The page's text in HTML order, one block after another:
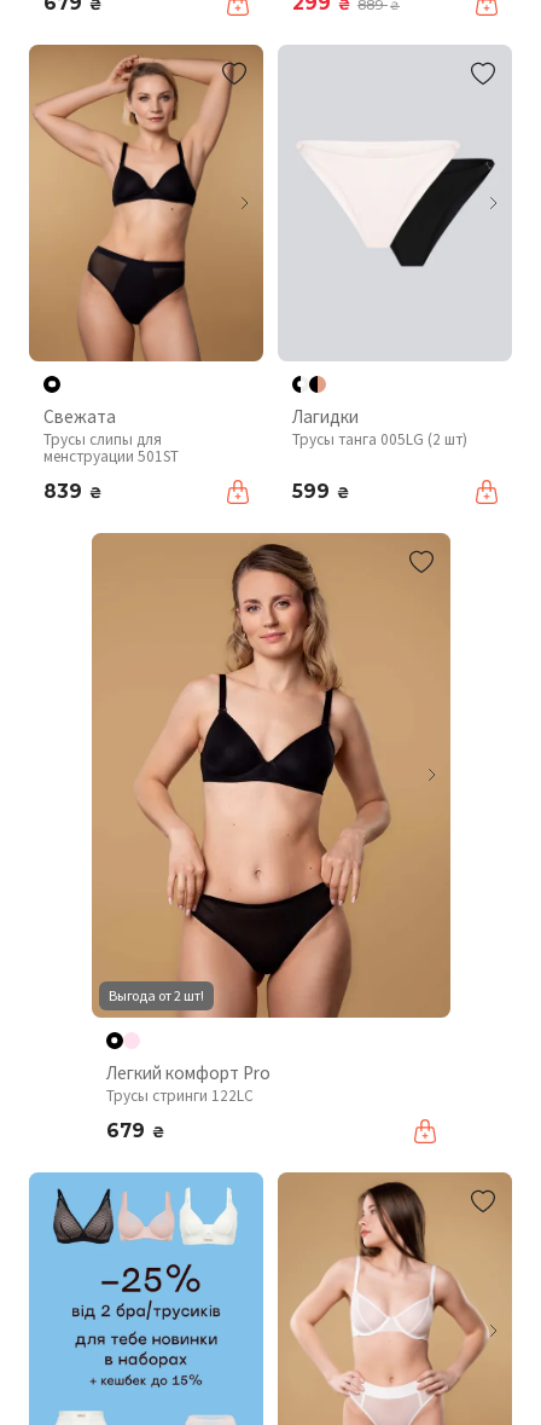
₴ ₴ 889₴
Свежата
Трусы слипы для
менструации 501ST
839 ₴
Лагидки
Трусы танга 005LG (2 шт)
599 ₴
Выгода от 2 шт!
Легкий комфорт Pro
Трусы стринги 122LC
679 ₴